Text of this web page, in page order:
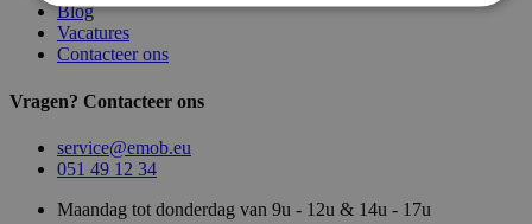
Blog
Vacatures
Contacteer ons
Vragen? Contacteer ons
service@emob.eu
051 49 12 34
Maandag tot donderdag van 9u - 12u & 14u - 17u